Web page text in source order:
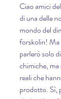
Ciao amici
di una delle
mondo del
forskolin! Ma
parlerò solo
chimiche,
reali che
prodotto. Sì,